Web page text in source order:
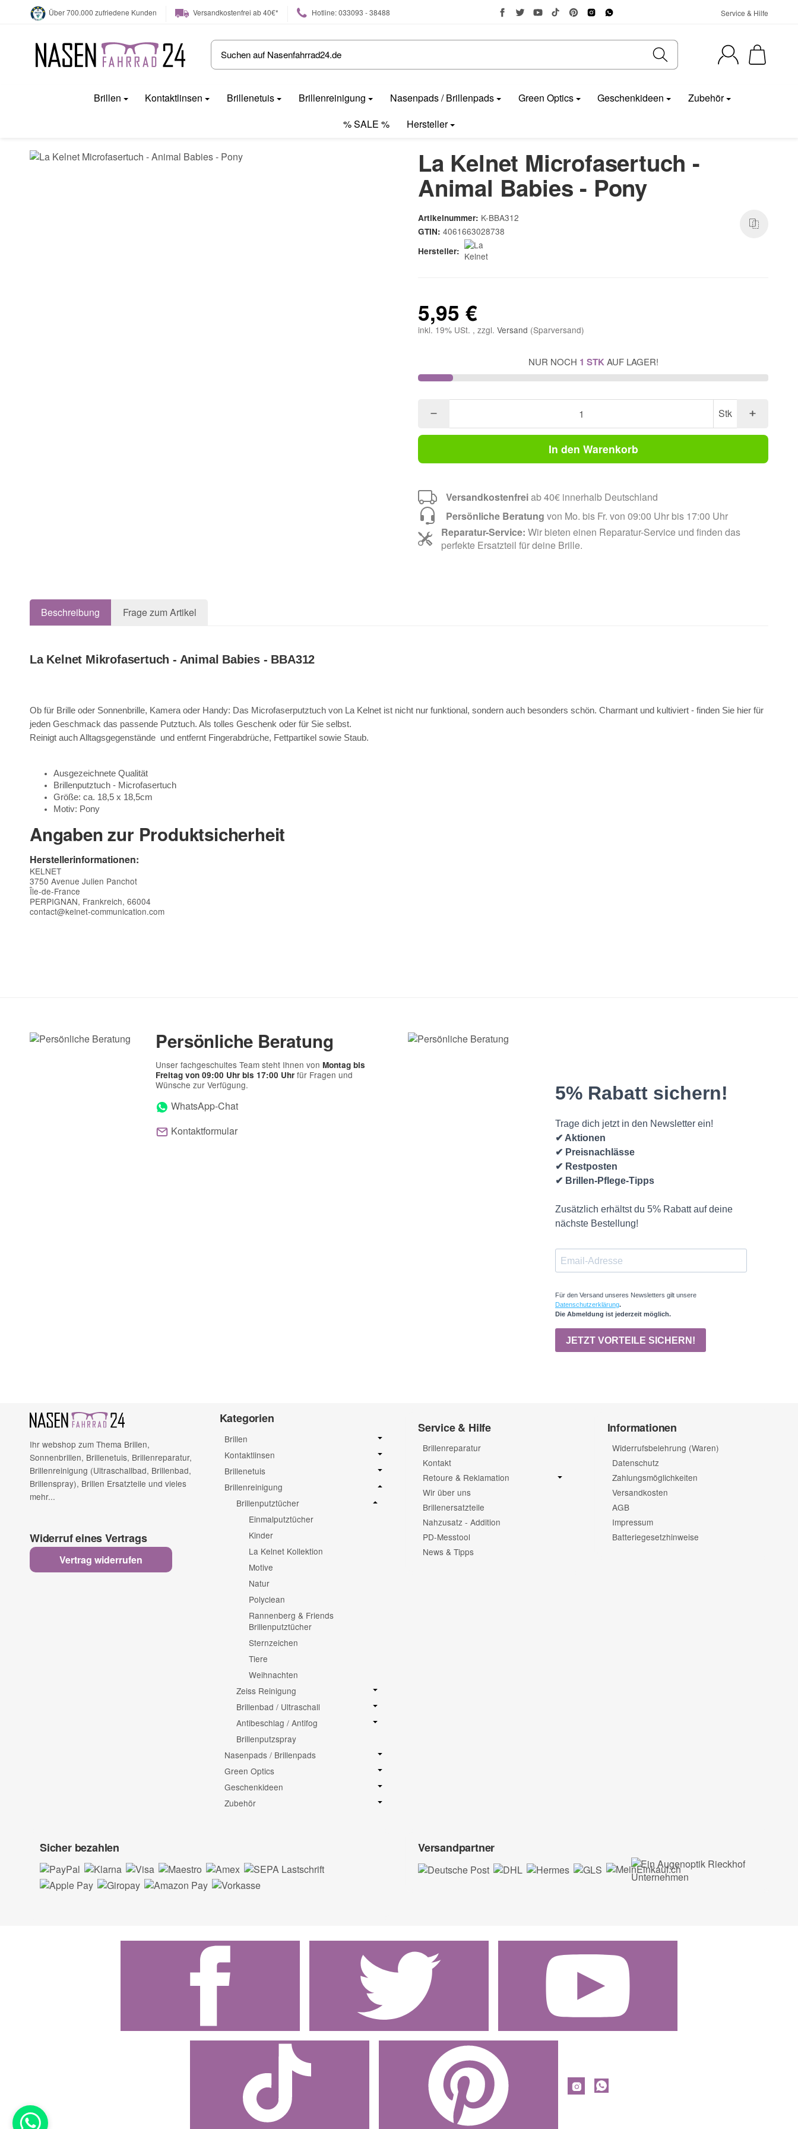
Über 700.000 zufriedene Kunden Versandkostenfrei ab 40€* Hotline: 033093 - 38488 Service & Hilfe
Brillen Kontaktlinsen Brillenetuis Brillenreinigung Nasenpads / Brillenpads Green Optics Geschenkideen
Zubehör
% SALE %
Hersteller
La Kelnet Microfasertuch -
Animal Babies - Pony
Artikelnummer: K-BBA312
GTIN: 4061663028738
Hersteller:
5,95 €
inkl. 19% USt. , zzgl. Versand (Sparversand)
NUR NOCH 1 STK AUF LAGER!
Stk
In den Warenkorb
Versandkostenfreiab 40€ innerhalb Deutschland
Persönliche Beratung von Mo. bis Fr. von 09:00 Uhr bis 17:00 Uhr
Reparatur-Service: Wir bieten einen Reparatur-Service und finden das
perfekte Ersatzteil für deine Brille.
Beschreibung Frage zum Artikel
La Kelnet Mikrofasertuch - Animal Babies - BBA312
Ob für Brille oder Sonnenbrille, Kamera oder Handy: Das Microfaserputztuch von La Kelnet ist nicht nur funktional, sondern auch besonders schön. Charmant und kultiviert - finden Sie hier für
jeden Geschmack das passende Putztuch. Als tolles Geschenk oder für Sie selbst.
Reinigt auch Alltagsgegenstände und entfernt Fingerabdrüche, Fettpartikel sowie Staub.
Ausgezeichnete Qualität
Brillenputztuch - Microfasertuch
Größe: ca. 18,5 x 18,5cm
Motiv: Pony
Angaben zur Produktsicherheit
Herstellerinformationen:
KELNET
3750 Avenue Julien Panchot
Île-de-France
PERPIGNAN, Frankreich, 66004
contact@kelnet-communication.com
Persönliche Beratung
Unser fachgeschultes Team steht Ihnen von Montag bis
Freitag von 09:00 Uhr bis 17:00 Uhr für Fragen und
Wünsche zur Verfügung.
WhatsApp-Chat
Kontaktformular
Ihr webshop zum Thema Brillen,
Sonnenbrillen, Brillenetuis, Brillenreparatur,
Brillenreinigung (Ultraschallbad, Brillenbad,
Brillenspray), Brillen Ersatzteile und vieles
mehr...
Widerruf eines Vertrags
Vertrag widerrufen
Kategorien
Brillen
Kontaktlinsen
Brillenetuis
Brillenreinigung
Brillenputztücher
Einmalputztücher
Kinder
La Kelnet Kollektion
Motive
Natur
Polyclean
Rannenberg & Friends
Brillenputztücher
Sternzeichen
Tiere
Weihnachten
Zeiss Reinigung
Brillenbad / Ultraschall
Antibeschlag / Antifog
Brillenputzspray
Nasenpads / Brillenpads
Green Optics
Geschenkideen
Zubehör
Service & Hilfe
Brillenreparatur
Kontakt
Retoure & Reklamation
Wir über uns
Brillenersatzteile
Nahzusatz - Addition
PD-Messtool
News & Tipps
Informationen
Widerrufsbelehrung (Waren)
Datenschutz
Zahlungsmöglichkeiten
Versandkosten
AGB
Impressum
Batteriegesetzhinweise
Sicher bezahlen Versandpartner